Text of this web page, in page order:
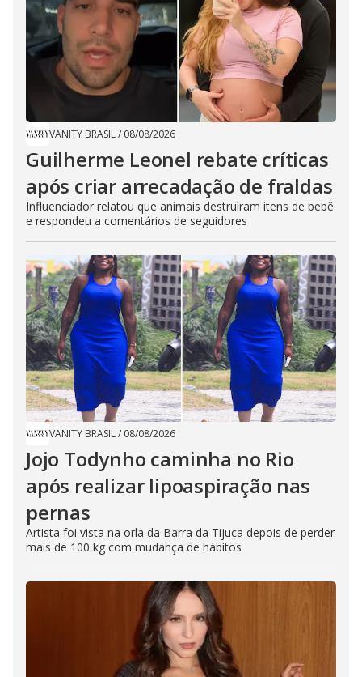
VANITY BRASIL/ 08/08/2026
Guilherme Leonel rebate críticas
após criar arrecadação de fraldas
Influenciador relatou que animais destruíram itens de bebê
e respondeu a comentários de seguidores
VANITY BRASIL/ 08/08/2026
Jojo Todynho caminha no Rio
após realizar lipoaspiração nas
pernas
Artista foi vista na orla da Barra da Tijuca depois de perder
mais de 100 kg com mudança de hábitos